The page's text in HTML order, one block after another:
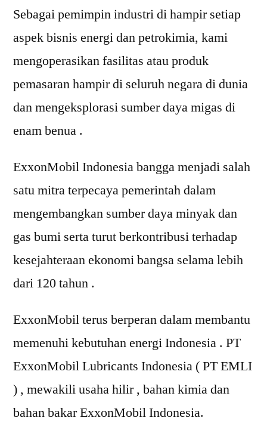
Sebagai pemimpin industri di hampir setiap
aspek bisnis energi dan petrokimia, kami
mengoperasikan fasilitas atau produk
pemasaran hampir di seluruh negara di dunia
dan mengeksplorasi sumber daya migas di
enam benua .
ExxonMobil Indonesia bangga menjadi salah
satu mitra terpecaya pemerintah dalam
mengembangkan sumber daya minyak dan
gas bumi serta turut berkontribusi terhadap
kesejahteraan ekonomi bangsa selama lebih
dari 120 tahun .
ExxonMobil terus berperan dalam membantu
memenuhi kebutuhan energi Indonesia . PT
ExxonMobil Lubricants Indonesia ( PT EMLI
) , mewakili usaha hilir , bahan kimia dan
bahan bakar ExxonMobil Indonesia.